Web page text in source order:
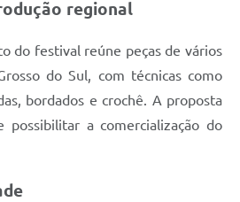
regional
do festival reúne peças de vários
do Sul, com técnicas como
bordados e crochê. A proposta
possibilitar a comercialização do